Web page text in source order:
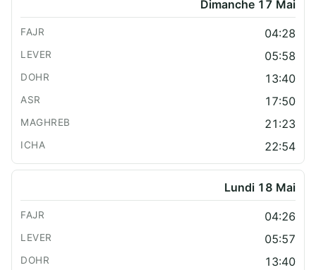
Dimanche 17 Mai
04:28
05:58
13:40
17:50
21:23
22:54
Lundi 18 Mai
04:26
05:57
13:40